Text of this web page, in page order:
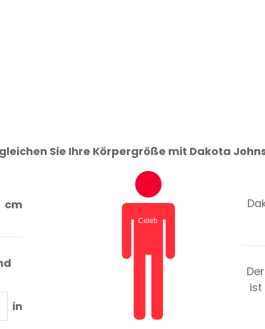
Sie Ihre Körpergröße mit Dakota
cm
in
ist